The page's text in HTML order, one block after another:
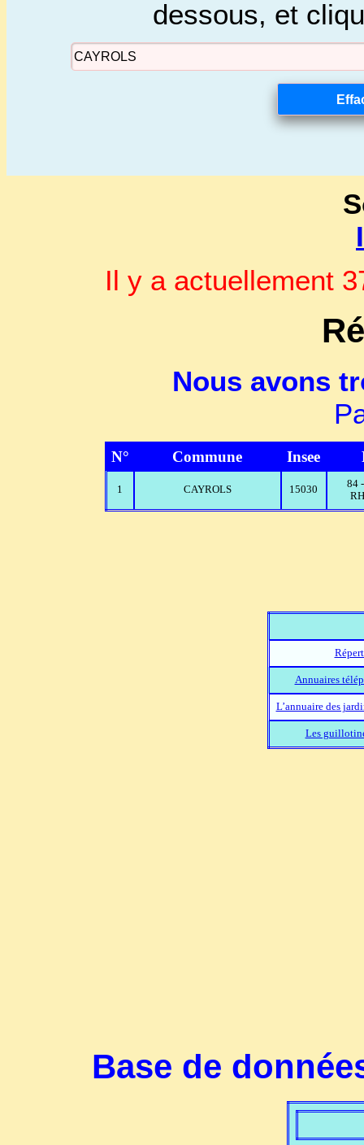
dessous, et
Il y a actuellement
Nous avons
N° Commune Insee
1 CAYROLS 15030
84
Annuaires
L’annuaire des
Les
Base de